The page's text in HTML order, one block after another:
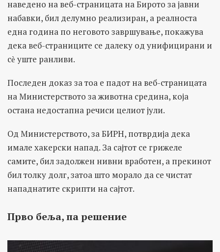
наведено на веб-страницата на Бирото за јавни
набавки, бил делумно реализиран, а реалноста
една година по неговото завршување, покажува
дека веб-страниците се далеку од унифицирани и
сѐ уште ранливи.
Последен доказ за тоа е падот на веб-страницата
на Министерството за животна средина, која
остана недостапна речиси целиот јули.
Од Министерството, за БИРН, потврдија дека
имале хакерски напад. За сајтот се грижеле
самите, бил задолжен нивни вработен, а прекинот
бил толку долг, затоа што морало да се чистат
нападнатите скрипти на сајтот.
Прво беља, па решение